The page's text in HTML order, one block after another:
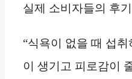
실제 소비자들의 후기
“식욕이 없을 때 섭
이 생기고 피로감이